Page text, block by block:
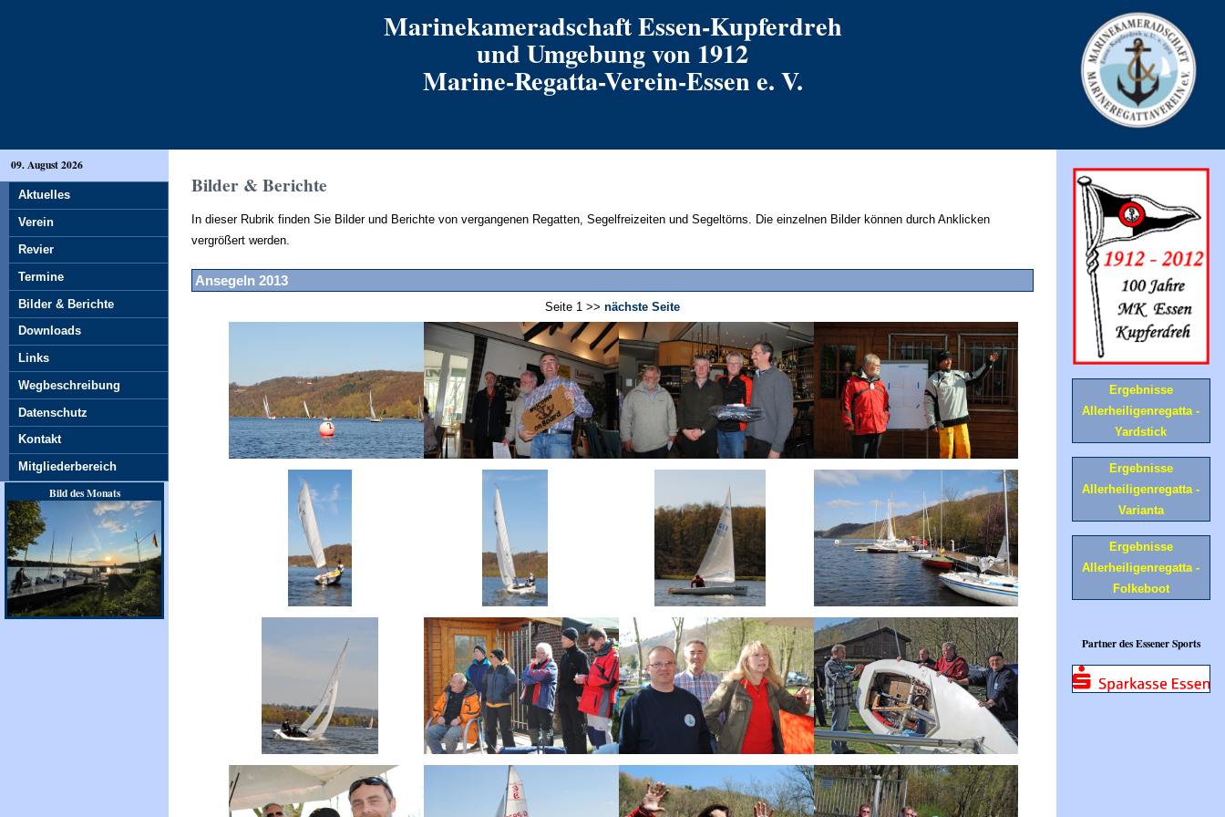
Marinekameradschaft Essen-Kupferdreh
und Umgebung von 1912
Marine-Regatta-Verein-Essen e. V.
Bilder & Berichte
In dieser Rubrik finden Sie Bilder und Berichte von vergangenen Regatten, Segelfreizeiten und Segeltörns. Die einzelnen Bilder können durch Anklicken
vergrößert werden.
Ansegeln 2013
Seite 1 >> nächste Seite
09. August 2026
Aktuelles
Verein
Revier
Termine
Bilder & Berichte
Downloads
Links
Wegbeschreibung
Datenschutz
Kontakt
Mitgliederbereich
Bild des Monats
Ergebnisse
Allerheiligenregatta -
Yardstick
Ergebnisse
Allerheiligenregatta -
Varianta
Ergebnisse
Allerheiligenregatta -
Folkeboot
Partner des Essener Sports